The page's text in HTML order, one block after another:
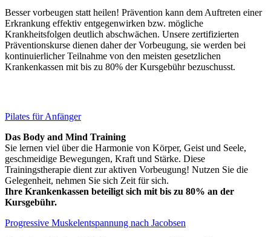
Besser vorbeugen statt heilen! Prävention kann dem Auftreten einer
Erkrankung effektiv entgegenwirken bzw. mögliche
Krankheitsfolgen deutlich abschwächen. Unsere zertifizierten
Präventionskurse dienen daher der Vorbeugung, sie werden bei
kontinuierlicher Teilnahme von den meisten gesetzlichen
Krankenkassen mit bis zu 80% der Kursgebühr bezuschusst.
Pilates für Anfänger
Das Body and Mind Training
Sie lernen viel über die Harmonie von Körper, Geist und Seele,
geschmeidige Bewegungen, Kraft und Stärke. Diese
Trainingstherapie dient zur aktiven Vorbeugung! Nutzen Sie die
Gelegenheit, nehmen Sie sich Zeit für sich.
Ihre Krankenkassen beteiligt sich mit bis zu 80% an der
Kursgebühr.
Progressive Muskelentspannung nach Jacobsen